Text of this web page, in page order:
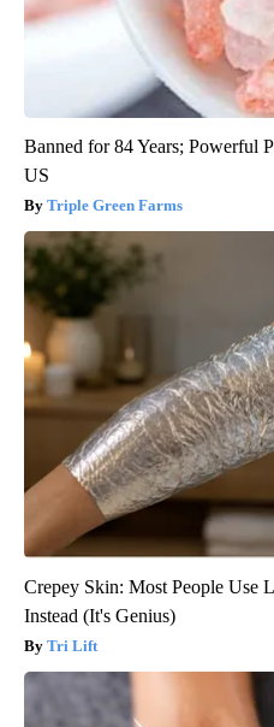
Banned for 84 Years; Powerful
US
Triple Green Farms
Crepey Skin: Most People Use
Instead (It's Genius)
Tri Lift